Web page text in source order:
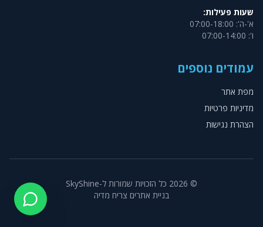
שעות פעילות:
א'-ה': 07:00-18:00
ו': 07:00-14:00
עמודים נוספים
מפת אתר
מדיניות פרטיות
הצהרת נגישות
©
2026 כל הזכויות שמורות ל-SkyShine
בניית אתרים צריח מדיה